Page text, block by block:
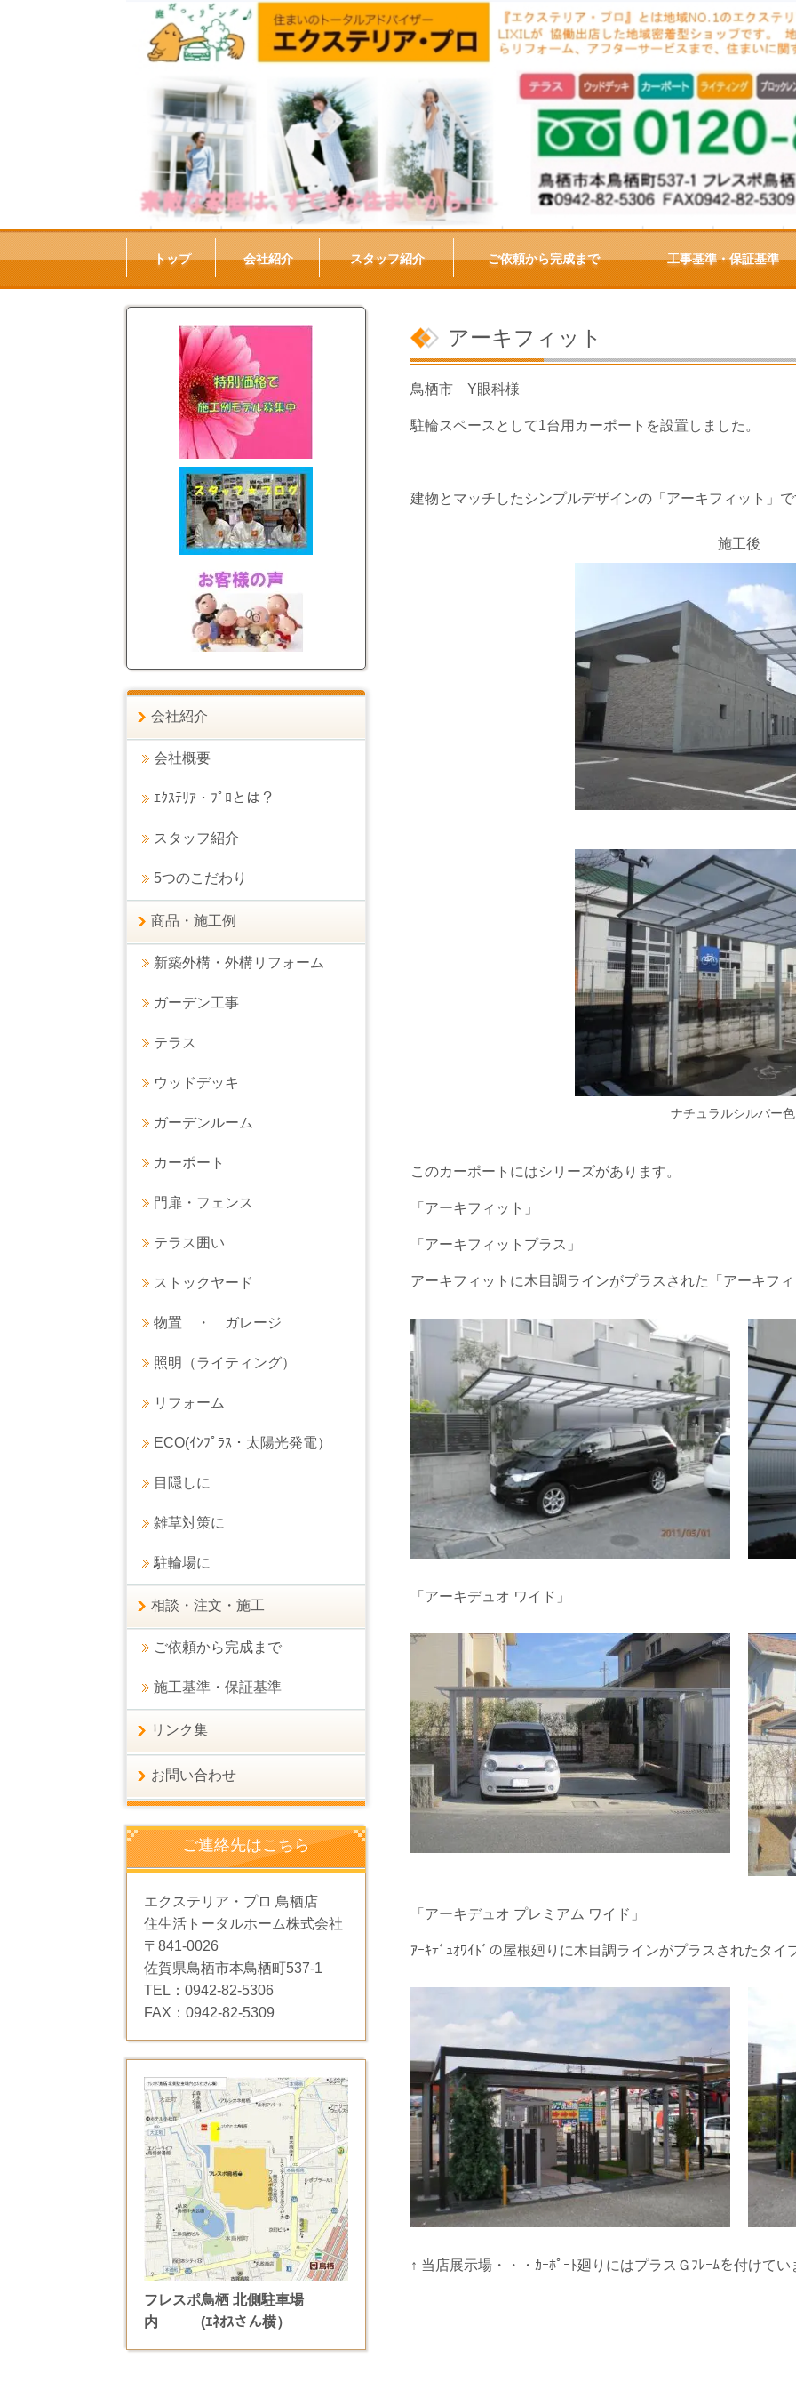
トップ 会社紹介 スタッフ紹介 ご依頼から完成まで 工事基準・保証基準
アーキフィット
鳥栖市 Y眼科様
駐輪スペースとして1台用カーポートを設置しました。
建物とマッチしたシンプルデザインの「アーキフィット」
施工後
ナチュラルシルバ
このカーポートにはシリーズがあります。
「アーキフィット」
「アーキフィットプラス」
アーキフィットに木目調ラインがプラスされた「アーキフ
「アーキデュオ ワイド」
「アーキデュオ プレミアム ワイド」
ｱｰｷﾃﾞｭｵﾜｲﾄﾞの屋根廻りに木目調ラインがプラスされたタイ
↑ 当店展示場・・・ｶｰﾎﾟｰﾄ廻りにはプラスＧﾌﾚｰﾑを付けてい
会社紹介
会社概要
ｴｸｽﾃﾘｱ・ﾌﾟﾛとは？
スタッフ紹介
5つのこだわり
商品・施工例
新築外構・外構リフォーム
ガーデン工事
テラス
ウッドデッキ
ガーデンルーム
カーポート
門扉・フェンス
テラス囲い
ストックヤード
物置 ・ ガレージ
照明（ライティング）
リフォーム
ECO(ｲﾝﾌﾟﾗｽ・太陽光発電）
目隠しに
雑草対策に
駐輪場に
相談・注文・施工
ご依頼から完成まで
施工基準・保証基準
リンク集
お問い合わせ
ご連絡先はこちら
エクステリア・プロ 鳥栖店
住生活トータルホーム株式会社
〒841-0026
佐賀県鳥栖市本鳥栖町537-1
TEL：0942-82-5306
FAX：0942-82-5309
フレスポ鳥栖 北側駐車場
内 (ｴﾈｵｽさん横）